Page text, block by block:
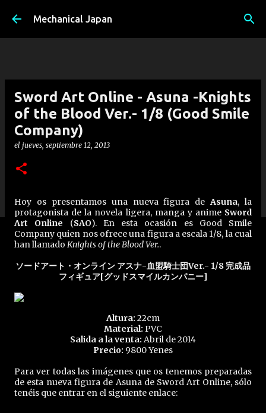
Ir al contenido principal
Mechanical Japan
Sword Art Online - Asuna -Knights
of the Blood Ver.- 1/8 (Good Smile
Company)
el jueves, septiembre 12, 2013
Hoy os presentamos una nueva figura deAsuna, la
protagonista de la novela ligera, manga y anime Sword
Art Online (SAO). En esta ocasión es Good Smile
Company quien nos ofrece una figura a escala 1/8, la cual
han llamado Knights of the Blood Ver..
ソードアート・オンライン アスナ-血盟騎士団Ver.- 1/8 完成品
フィギュア[グッドスマイルカンパニー]
Altura: 22cm
Material: PVC
Salida a la venta: Abril de 2014
Precio: 9800 Yenes
Para ver todas las imágenes que os tenemos preparadas
de esta nueva figura de Asuna de Sword Art Online, sólo
tenéis que entrar en el siguiente enlace: